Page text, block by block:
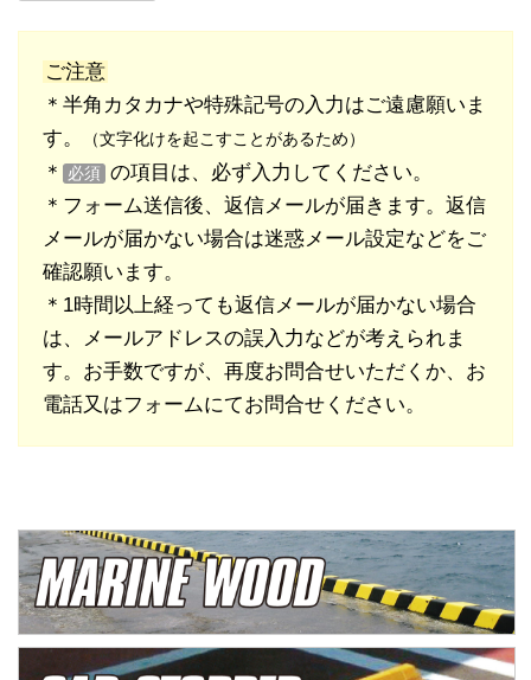
ご注意
＊半角カタカナや特殊記号の入力はご遠慮願いま
す。
（文字化けを起こすことがあるため）
＊ 必須
の項目は、必ず入力してください。
＊フォーム送信後、返信メールが届きます。返信
メールが届かない場合は迷惑メール設定などをご
確認願います。
＊1時間以上経っても返信メールが届かない場合
は、メールアドレスの誤入力などが考えられま
す。お手数ですが、再度お問合せいただくか、お
電話又はフォームにてお問合せください。